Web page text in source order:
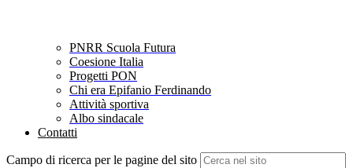
PNRR Scuola Futura
Coesione Italia
Progetti PON
Chi era Epifanio Ferdinando
Attività sportiva
Albo sindacale
Contatti
Campo di ricerca per le pagine del sito